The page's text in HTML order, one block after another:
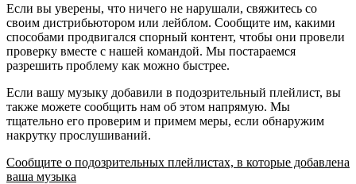
Если вы уверены, что ничего не нарушали, свяжитесь со
своим дистрибьютором или лейблом. Сообщите им, какими
способами продвигался спорный контент, чтобы они провели
проверку вместе с нашей командой. Мы постараемся
разрешить проблему как можно быстрее.
Если вашу музыку добавили в подозрительный плейлист, вы
также можете сообщить нам об этом напрямую. Мы
тщательно его проверим и примем меры, если обнаружим
накрутку прослушиваний.
Сообщите о подозрительных плейлистах, в которые добавлена
ваша музыка